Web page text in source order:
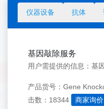
仪器设备 抗体
基因敲除服务
产品货号：Gene
击数：18344
商家询价